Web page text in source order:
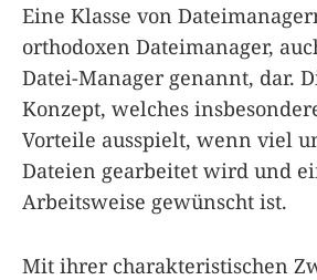
Eine Klasse von
orthodoxen Dateimanager,
Datei-Manager genannt, dar.
Konzept, welches
Vorteile ausspielt, wenn viel
Dateien gearbeitet wird und
Arbeitsweise gewünscht ist.
Mit ihrer charakteristischen